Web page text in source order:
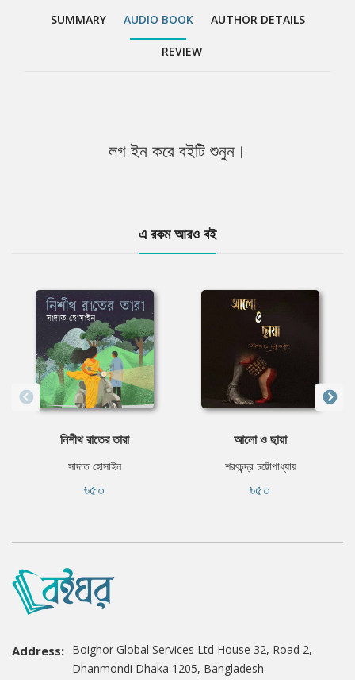
SUMMARY AUDIO BOOK AUTHOR DETAILS
REVIEW
লগ ইন করে বইটি শুনুন।
এ রকম আরও বই
নিশীথ রাতের তারা
সাদাত হোসাইন
৳৫০
আলো ও ছায়া
শরৎচন্দ্র চট্টোপাধ্যায়
৳৫০
Address: Boighor Global Services Ltd House 32, Road 2,
Dhanmondi Dhaka 1205, Bangladesh